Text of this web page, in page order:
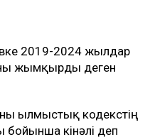
2019-2024 жылдар
жымқырды деген
Қылмыстық кодекстің
бойынша кінәлі деп